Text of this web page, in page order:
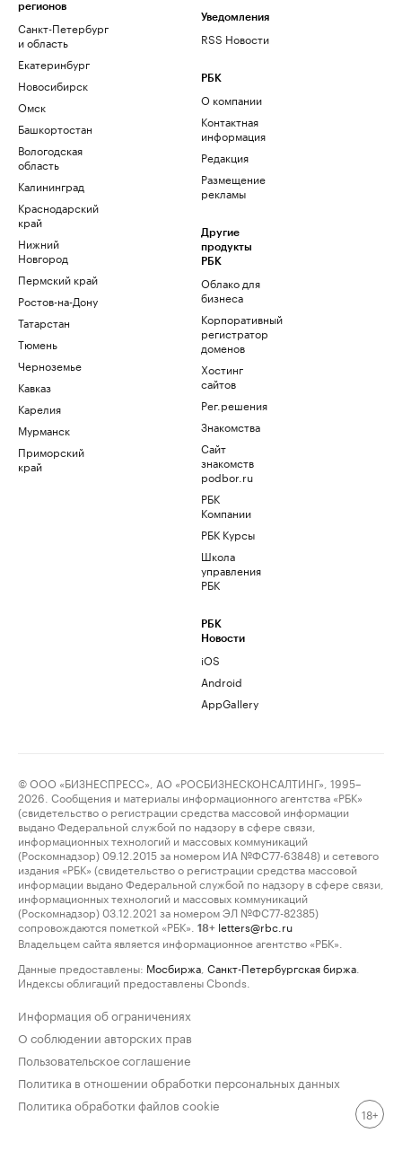
регионов
Санкт-Петербург
и область
Екатеринбург
Новосибирск
Омск
Башкортостан
Вологодская
область
Калининград
Краснодарский
край
Нижний
Новгород
Пермский край
Ростов-на-Дону
Татарстан
Тюмень
Черноземье
Кавказ
Карелия
Мурманск
Приморский
край
Уведомления
RSS Новости
РБК
О компании
Контактная
информация
Редакция
Размещение
рекламы
Другие
продукты
РБК
Облако для
бизнеса
Корпоративный
регистратор
доменов
Хостинг
сайтов
Рег.решения
Знакомства
Сайт
знакомств
podbor.ru
РБК
Компании
РБК Курсы
Школа
управления
РБК
РБК
Новости
iOS
Android
AppGallery
© ООО «БИЗНЕСПРЕСС», АО «РОСБИЗНЕСКОНСАЛТИНГ», 1995–
2026. Сообщения и материалы информационного агентства «РБК»
(свидетельство о регистрации средства массовой информации
выдано Федеральной службой по надзору в сфере связи,
информационных технологий и массовых коммуникаций
(Роскомнадзор) 09.12.2015 за номером ИА №ФС77-63848) и сетевого
издания «РБК» (свидетельство о регистрации средства массовой
информации выдано Федеральной службой по надзору в сфере связи,
информационных технологий и массовых коммуникаций
(Роскомнадзор) 03.12.2021 за номером ЭЛ №ФС77-82385)
сопровождаются пометкой «РБК».
18+ letters@rbc.ru
Владельцем сайта является информационное агентство «РБК».
Данные предоставлены: Мосбиржа Санкт-Петербургская биржа
Индексы облигаций предоставлены Cbonds.
Информация об ограничениях
О соблюдении авторских прав
Пользовательское соглашение
Политика в отношении обработки персональных данных
Политика обработки файлов cookie
18+